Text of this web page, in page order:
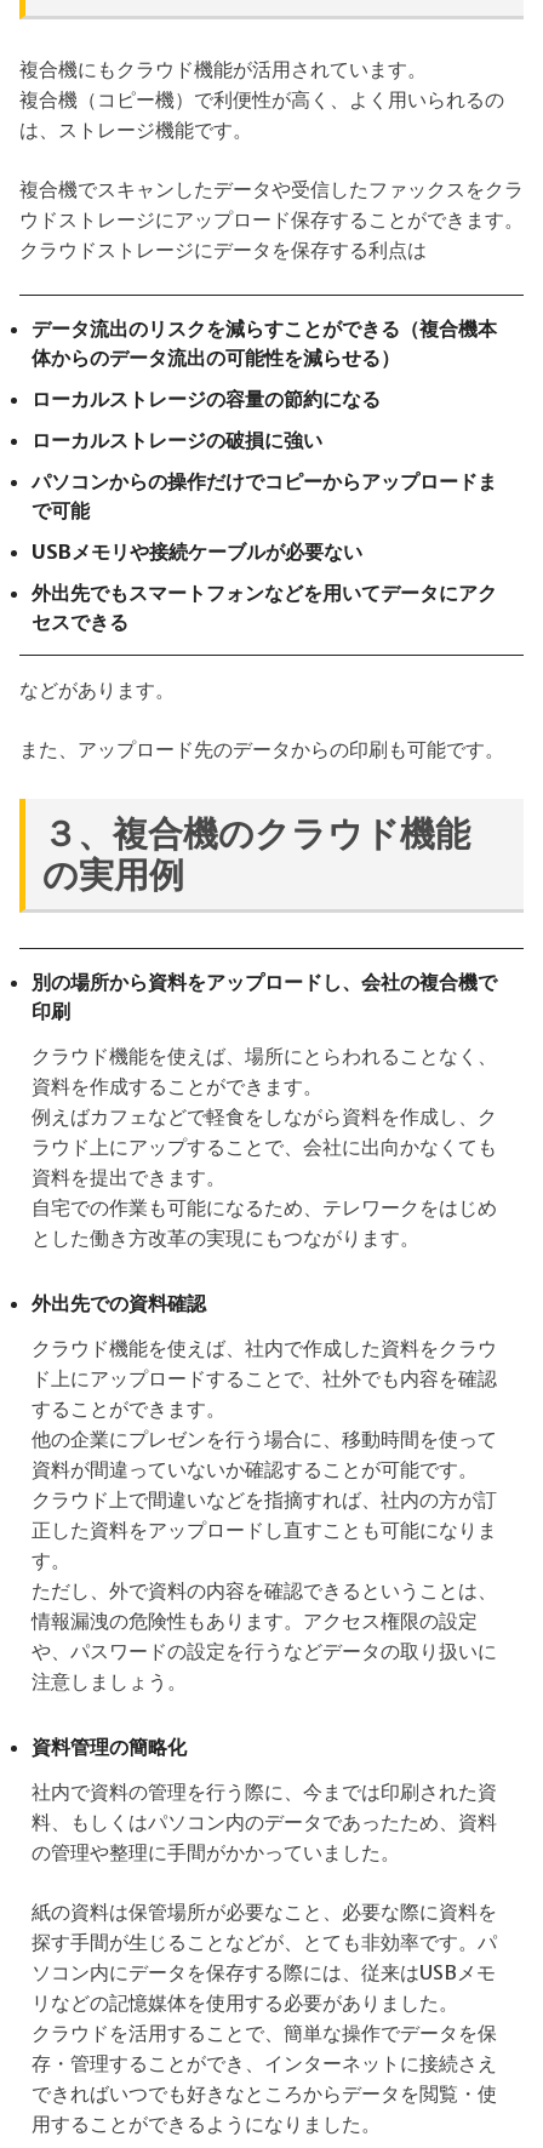
複合機にもクラウド機能が活用されています。
複合機（コピー機）で利便性が高く、よく用いられるの
は、ストレージ機能です。
複合機でスキャンしたデータや受信したファックスをクラ
ウドストレージにアップロード保存することができます。
クラウドストレージにデータを保存する利点は
データ流出のリスクを減らすことができる（複合機本
体からのデータ流出の可能性を減らせる）
ローカルストレージの容量の節約になる
ローカルストレージの破損に強い
パソコンからの操作だけでコピーからアップロードま
で可能
USBメモリや接続ケーブルが必要ない
外出先でもスマートフォンなどを用いてデータにアク
セスできる
などがあります。
また、アップロード先のデータからの印刷も可能です。
３、複合機のクラウド機能
の実用例
別の場所から資料をアップロードし、会社の複合機で
印刷
クラウド機能を使えば、場所にとらわれることなく、
資料を作成することができます。
例えばカフェなどで軽食をしながら資料を作成し、ク
ラウド上にアップすることで、会社に出向かなくても
資料を提出できます。
自宅での作業も可能になるため、テレワークをはじめ
とした働き方改革の実現にもつながります。
外出先での資料確認
クラウド機能を使えば、社内で作成した資料をクラウ
ド上にアップロードすることで、社外でも内容を確認
することができます。
他の企業にプレゼンを行う場合に、移動時間を使って
資料が間違っていないか確認することが可能です。
クラウド上で間違いなどを指摘すれば、社内の方が訂
正した資料をアップロードし直すことも可能になりま
す。
ただし、外で資料の内容を確認できるということは、
情報漏洩の危険性もあります。アクセス権限の設定
や、パスワードの設定を行うなどデータの取り扱いに
注意しましょう。
資料管理の簡略化
社内で資料の管理を行う際に、今までは印刷された資
料、もしくはパソコン内のデータであったため、資料
の管理や整理に手間がかかっていました。
紙の資料は保管場所が必要なこと、必要な際に資料を
探す手間が生じることなどが、とても非効率です。パ
ソコン内にデータを保存する際には、従来はUSBメモ
リなどの記憶媒体を使用する必要がありました。
クラウドを活用することで、簡単な操作でデータを保
存・管理することができ、インターネットに接続さえ
できればいつでも好きなところからデータを閲覧・使
用することができるようになりました。